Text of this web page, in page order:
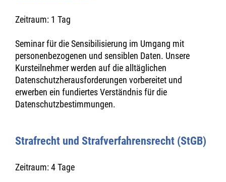
Zeitraum: 1 Tag
Seminar für die Sensibilisierung im Umgang mit
personenbezogenen und sensiblen Daten. Unsere
Kursteilnehmer werden auf die alltäglichen
Datenschutzherausforderungen vorbereitet und
erwerben ein fundiertes Verständnis für die
Datenschutzbestimmungen.
Strafrecht und Strafverfahrensrecht (StGB)
Zeitraum: 4 Tage